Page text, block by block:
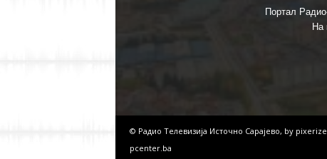
Портал
На
© Радио Телевизија Источно Сарајево, by pixerize
pcenter.ba